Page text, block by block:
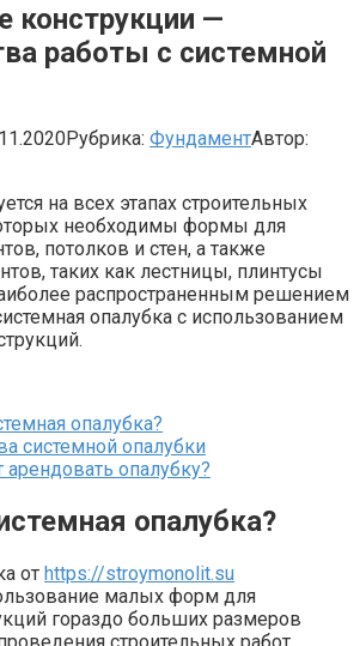
конструкции —
работы с системной
Рубрика: ФундаментАвтор:
на всех этапах строительных
необходимы формы для
потолков и стен, а также
таких как лестницы, плинтусы
распространенным решением
опалубка с использованием
опалубка?
системной опалубки
арендовать опалубку?
опалубка?
от https://stroymonolit.su
малых форм для
гораздо больших размеров
строительных работ.